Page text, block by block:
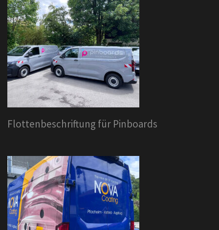
Flottenbeschriftung für Pinboards